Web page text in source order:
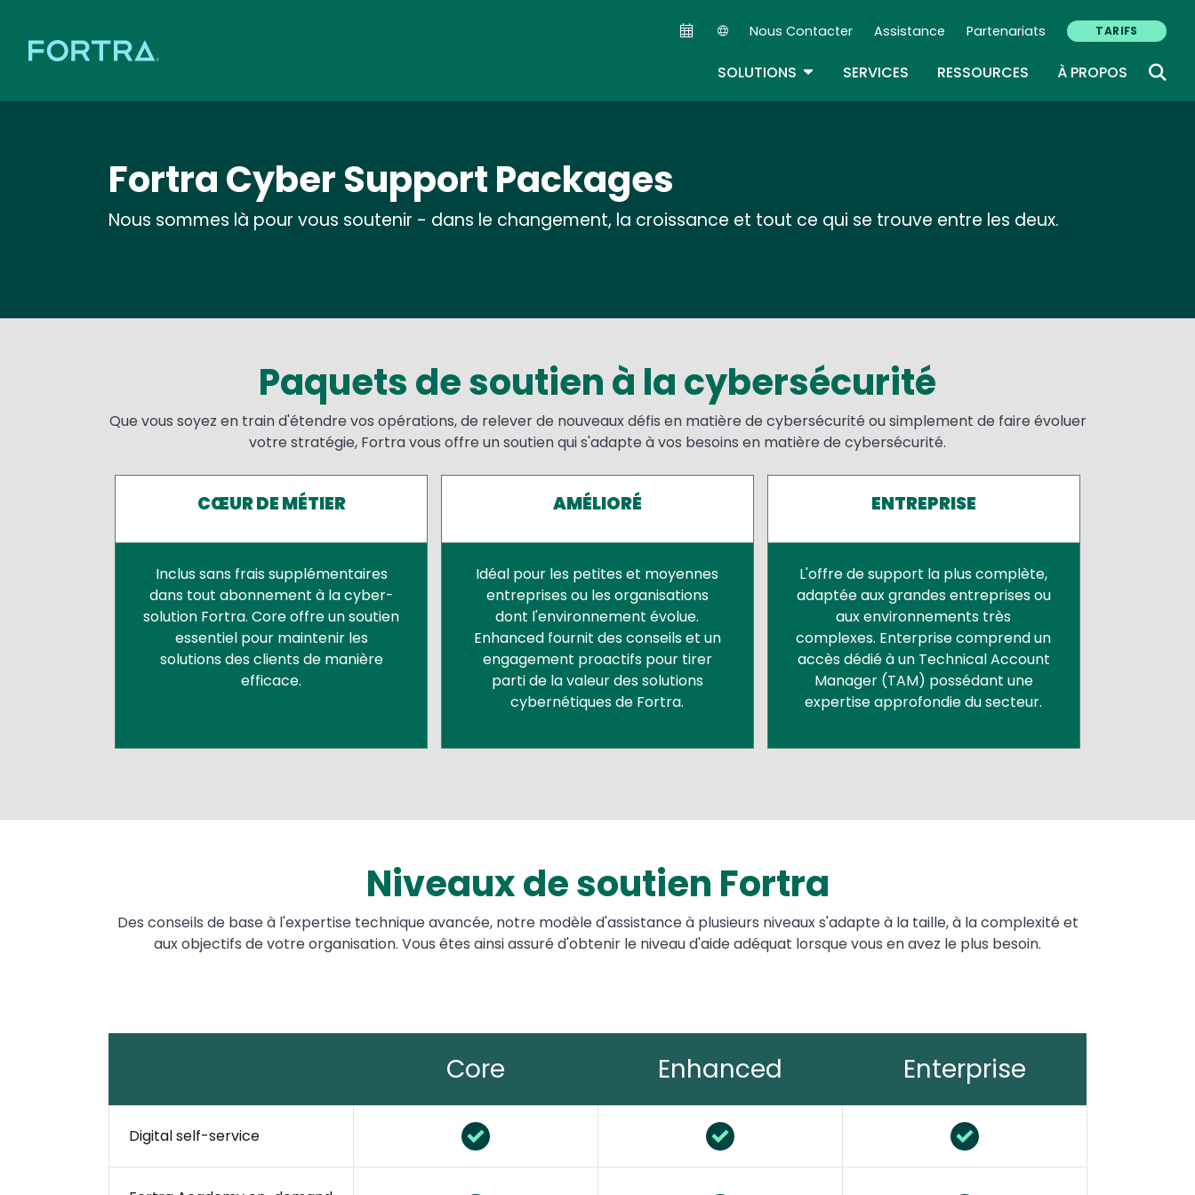
Secondary Navigation (FR)
Nous Contacter Assistance Partenariats TARIFS
SOLUTIONS TOGGLE DROPDOWN
SERVICES RESSOURCES À PROPOS
Fortra Cyber Support Packages
Nous sommes là pour vous soutenir - dans le changement, la croissance et tout ce qui se trouve entre les deux.
Paquets de soutien à la cybersécurité
Que vous soyez en train d'étendre vos opérations, de relever de nouveaux défis en matière de cybersécurité ou simplement de faire évoluer
votre stratégie, Fortra vous offre un soutien qui s'adapte à vos besoins en matière de cybersécurité.
CŒUR DE MÉTIER
Inclus sans frais supplémentaires
dans tout abonnement à la cyber-
solution Fortra. Core offre un soutien
essentiel pour maintenir les
solutions des clients de manière
efficace.
AMÉLIORÉ
Idéal pour les petites et moyennes
entreprises ou les organisations
dont l'environnement évolue.
Enhanced fournit des conseils et un
engagement proactifs pour tirer
parti de la valeur des solutions
cybernétiques de Fortra.
ENTREPRISE
L'offre de support la plus complète,
adaptée aux grandes entreprises ou
aux environnements très
complexes. Enterprise comprend un
accès dédié à un Technical Account
Manager (TAM) possédant une
expertise approfondie du secteur.
Niveaux de soutien Fortra
Des conseils de base à l'expertise technique avancée, notre modèle d'assistance à plusieurs niveaux s'adapte à la taille, à la complexité et
aux objectifs de votre organisation. Vous êtes ainsi assuré d'obtenir le niveau d'aide adéquat lorsque vous en avez le plus besoin.
Core Enhanced Enterprise
Digital self-service